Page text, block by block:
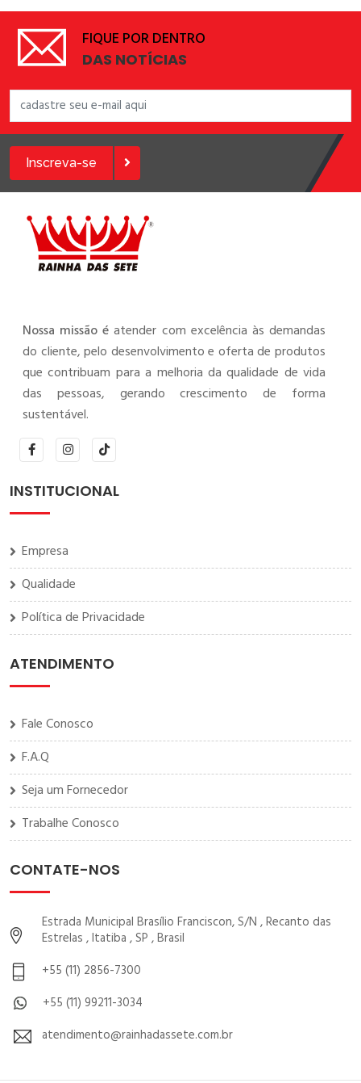
FIQUE POR DENTRO
DAS NOTÍCIAS
Inscreva-se
Nossa missão é atender com excelência às demandas
do cliente, pelo desenvolvimento e oferta de produtos
que contribuam para a melhoria da qualidade de vida
das pessoas, gerando crescimento de forma
sustentável.
INSTITUCIONAL
Empresa
Qualidade
Política de Privacidade
ATENDIMENTO
Fale Conosco
F.A.Q
Seja um Fornecedor
Trabalhe Conosco
CONTATE-NOS
Estrada Municipal Brasílio Franciscon, S/N , Recanto das
Estrelas , Itatiba , SP , Brasil
+55 (11) 2856-7300
+55 (11) 99211-3034
atendimento@rainhadassete.com.br